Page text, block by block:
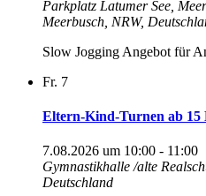
Parkplatz Latumer See,
Meerbusch, NRW,
Slow Jogging Angebot für
Fr. 7
Eltern-Kind-Turnen ab 15
7.08.2026 um 10:00 - 11:00
Gymnastikhalle /alte
Deutschland